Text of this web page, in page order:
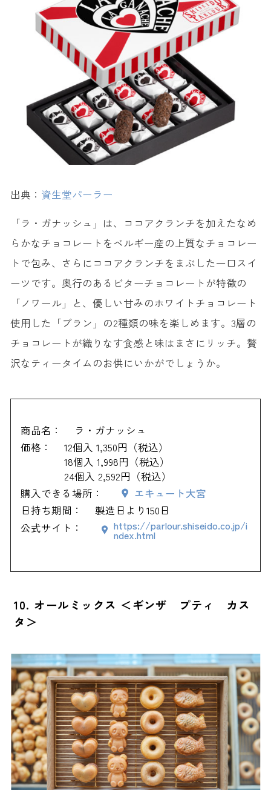
出典： 資生堂パーラー
「ラ・ガナッシュ」は、ココアクランチを加えたなめ
らかなチョコレートをベルギー産の上質なチョコレー
トで包み、さらにココアクランチをまぶした一口スイ
ーツです。奥行のあるビターチョコレートが特徴の
「ノワール」と、優しい甘みのホワイトチョコレート
使用した「ブラン」の2種類の味を楽しめます。3層の
チョコレートが織りなす食感と味はまさにリッチ。贅
沢なティータイムのお供にいかがでしょうか。
商品名：
ラ・ガナッシュ
価格：
12個入 1,350円（税込）
18個入 1,998円（税込）
24個入 2,592円（税込）
購入できる場所：
エキュート大宮
日持ち期間：
製造日より150日
公式サイト：
https://parlour.shiseido.co.jp/i
ndex.html
10. オールミックス ＜ギンザ プティ カス
タ＞